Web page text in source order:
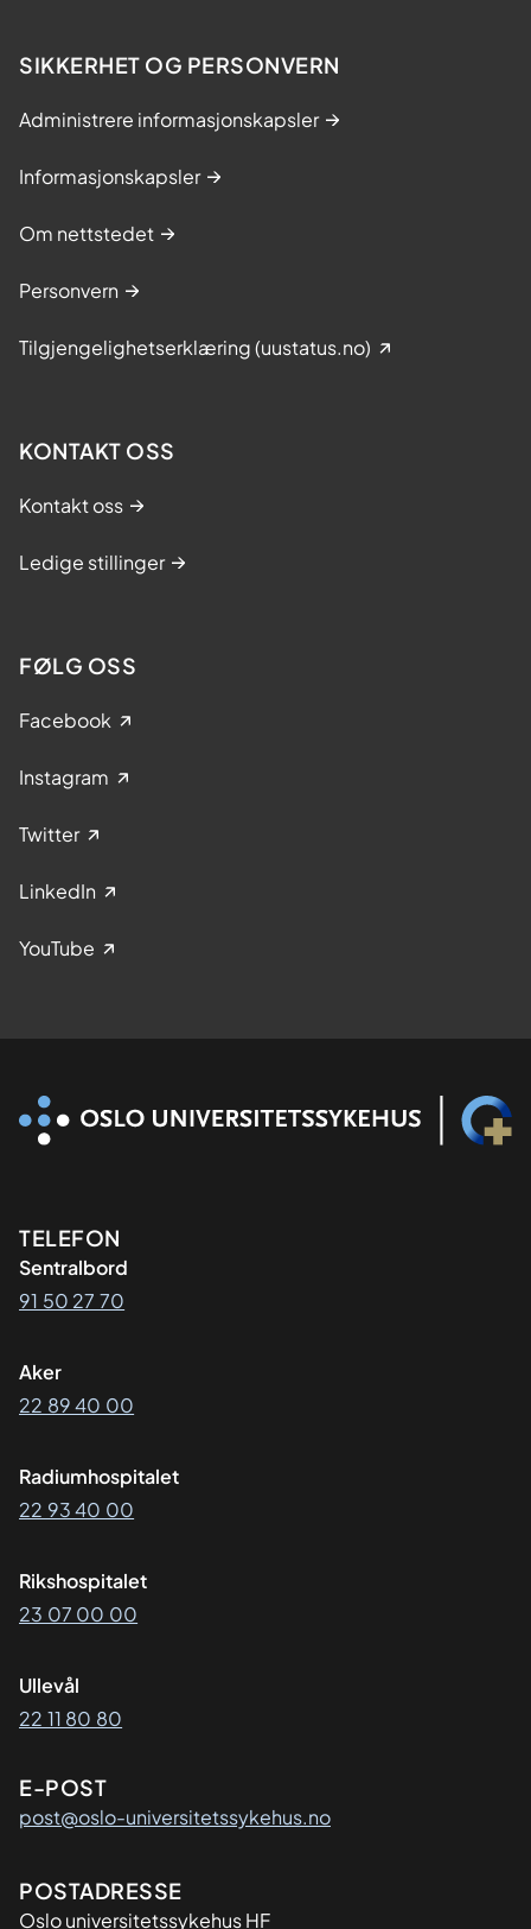
SIKKERHET OG PERSONVERN
Administrere informasjonskapsler
Informasjonskapsler
Om nettstedet
Personvern
Tilgjengelighetserklæring (uustatus.no)
KONTAKT OSS
Kontakt oss
Ledige stillinger
FØLG OSS
Facebook
Instagram
Twitter
LinkedIn
YouTube
Kontaktinformasjon
TELEFON
Sentralbord
91 50 27 70
Aker
22 89 40 00
Radiumhospitalet
22 93 40 00
Rikshospitalet
23 07 00 00
Ullevål
22 11 80 80
E-POST
post@oslo-universitetssykehus.no
Adresse
POSTADRESSE
Oslo universitetssykehus HF